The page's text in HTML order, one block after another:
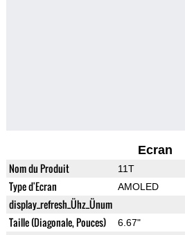
Ecran
Nom du Produit 11T
Type d'Ecran AMOLED
display_refresh_Ühz_Ünum
Taille (Diagonale, Pouces) 6.67"